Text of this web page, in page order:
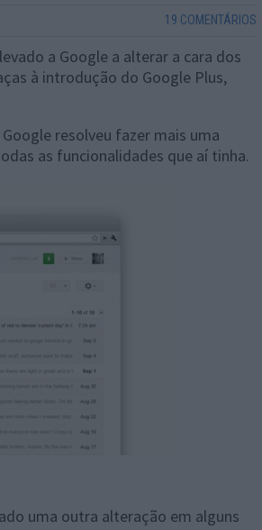
19 COMENTÁRIOS
a Google a alterar a cara dos
à introdução do Google Plus,
resolveu fazer mais uma
as funcionalidades que aí tinha.
uma outra alteração em alguns